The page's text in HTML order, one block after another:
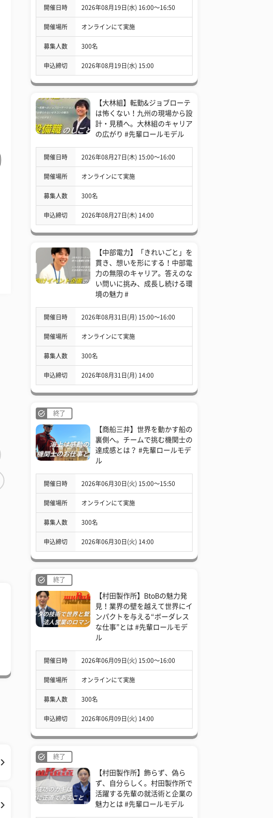
開催日時 2026年08月19日(水) 16:00〜16:50
開催場所 オンラインにて実施
募集人数 300名
申込締切 2026年08月19日(水) 15:00
【大林組】転勤&ジョブローテ
は怖くない！九州の現場から設
計・見積へ。大林組のキャリア
の広がり #先輩ロールモデル
開催日時 2026年08月27日(木) 15:00〜16:00
開催場所 オンラインにて実施
募集人数 300名
申込締切 2026年08月27日(木) 14:00
【中部電力】「きれいごと」を
貫き、想いを形にする！中部電
力の無限のキャリア。答えのな
い問いに挑み、成長し続ける環
境の魅力 #
開催日時 2026年08月31日(月) 15:00〜16:00
開催場所 オンラインにて実施
募集人数 300名
申込締切 2026年08月31日(月) 14:00
終了
【商船三井】世界を動かす船の
裏側へ。チームで挑む機関士の
達成感とは？ #先輩ロールモデ
ル
開催日時 2026年06月30日(火) 15:00〜15:50
開催場所 オンラインにて実施
募集人数 300名
申込締切 2026年06月30日(火) 14:00
終了
【村田製作所】BtoBの魅力発
見！業界の壁を越えて世界にイ
ンパクトを与える“ボーダレス
な仕事”とは #先輩ロールモデ
ル
開催日時 2026年06月09日(火) 15:00〜16:00
開催場所 オンラインにて実施
募集人数 300名
申込締切 2026年06月09日(火) 14:00
終了
【村田製作所】飾らず、偽ら
ず、自分らしく。村田製作所で
活躍する先輩の就活術と企業の
魅力とは #先輩ロールモデル